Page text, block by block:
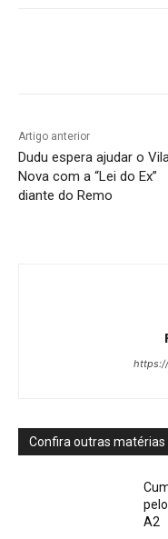
Artigo anterior
Dudu espera ajudar o
Nova com a “Lei do Ex”
diante do Remo
Confira outras matérias
A2